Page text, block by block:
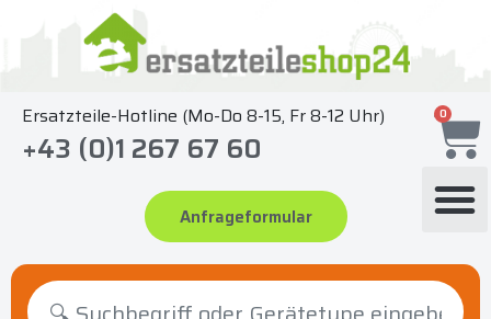
springen
Ersatzteile-Hotline (Mo-Do 8-15, Fr 8-12 Uhr)
+43 (0)1 267 67 60
Anfrageformular
0